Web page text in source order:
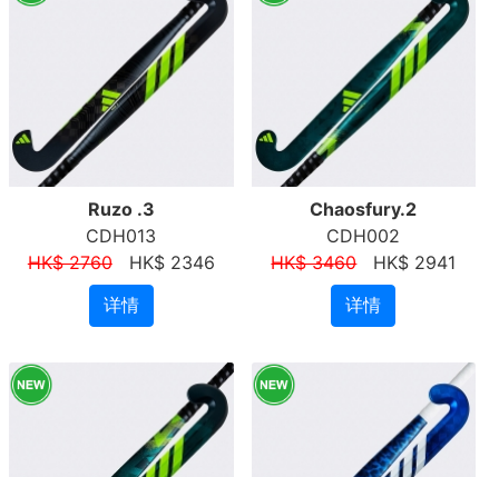
Ruzo .3
CDH013
HK$ 2760HK$ 2346
详情
Chaosfury.2
CDH002
HK$ 3460HK$ 2941
详情